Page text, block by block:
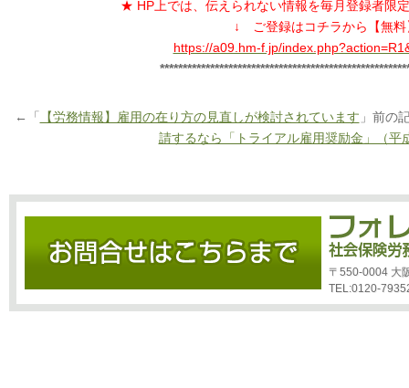
★ HP上では、伝えられない情報を毎月登録者限
↓ ご登録はコチラから【無
https://a09.hm-f.jp/
←「 【労務情報】雇用の在り方の見直しが検討されています 」前
請するなら「トライアル雇用奨励金」（平
〒550-0004 大
TEL:0120-